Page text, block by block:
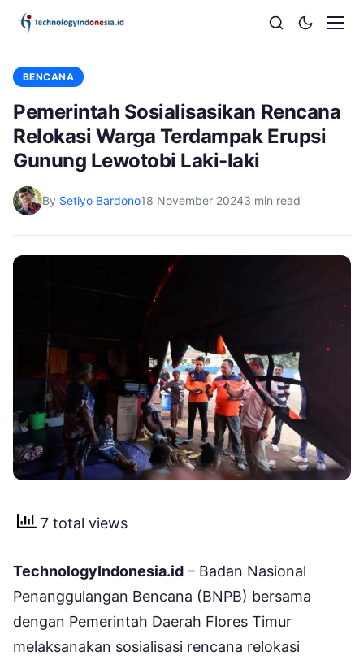
BENCANA
Pemerintah Sosialisasikan Rencana
Relokasi Warga Terdampak Erupsi
Gunung Lewotobi Laki-laki
By Setiyo Bardono18 November 20243 min read
7 total views
TechnologyIndonesia.id – Badan Nasional
Penanggulangan Bencana (BNPB) bersama
dengan Pemerintah Daerah Flores Timur
melaksanakan sosialisasi rencana relokasi